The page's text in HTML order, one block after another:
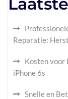
Reparatie:
Kosten voor
iPhone 6s
Snelle en